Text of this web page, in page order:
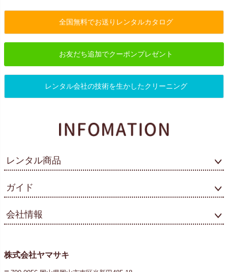
全国無料でお送りレンタルカタログ
お友だち追加でクーポンプレゼント
レンタル会社の技術を生かしたクリーニング
レンタル商品
ガイド
会社情報
株式会社ヤマサキ